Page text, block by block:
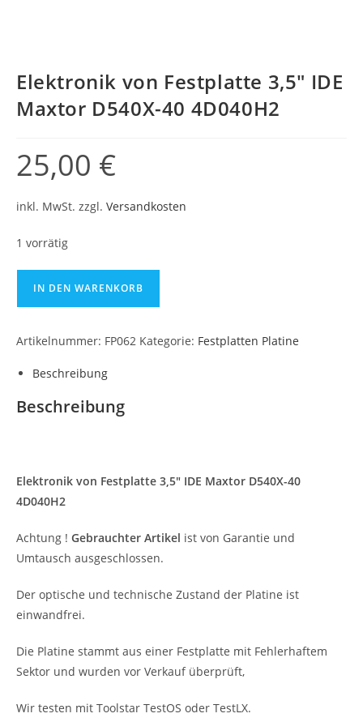
Elektronik von Festplatte 3,5″ IDE
Maxtor D540X-40 4D040H2
25,00 €
inkl. MwSt. zzgl. Versandkosten
1 vorrätig
IN DEN WARENKORB
Artikelnummer: FP062 Kategorie: Festplatten Platine
Beschreibung
Beschreibung
Elektronik von Festplatte 3,5″ IDE Maxtor D540X-40
4D040H2
Achtung ! Gebrauchter Artikel ist von Garantie und
Umtausch ausgeschlossen.
Der optische und technische Zustand der Platine ist
einwandfrei.
Die Platine stammt aus einer Festplatte mit Fehlerhaftem
Sektor und wurden vor Verkauf überprüft,
Wir testen mit Toolstar TestOS oder TestLX.